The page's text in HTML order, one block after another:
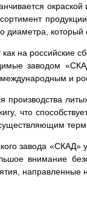
диаметра,
на российские
заводом
и
производства
что
завода «СКАД»
внимание
направленные